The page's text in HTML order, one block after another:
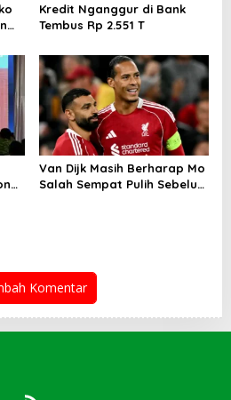
Kredit Nganggur di Bank
Tembus Rp 2.551 T
Van Dijk Masih Berharap Mo
Salah Sempat Pulih Sebelum
Komentar